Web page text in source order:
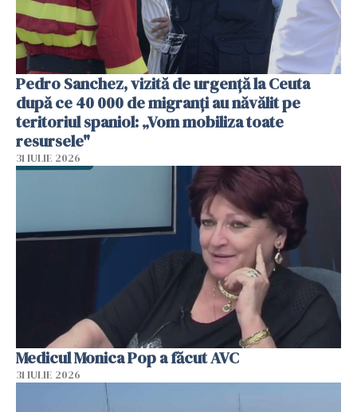
Pedro Sanchez, vizită de urgență la Ceuta
după ce 40 000 de migranți au năvălit pe
teritoriul spaniol: „Vom mobiliza toate
resursele"
31 IULIE 2026
Medicul Monica Pop a făcut AVC
31 IULIE 2026